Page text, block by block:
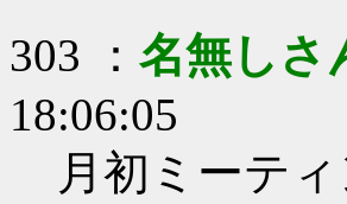
303 ： 名無しさ
18:06:05
月初ミーテ